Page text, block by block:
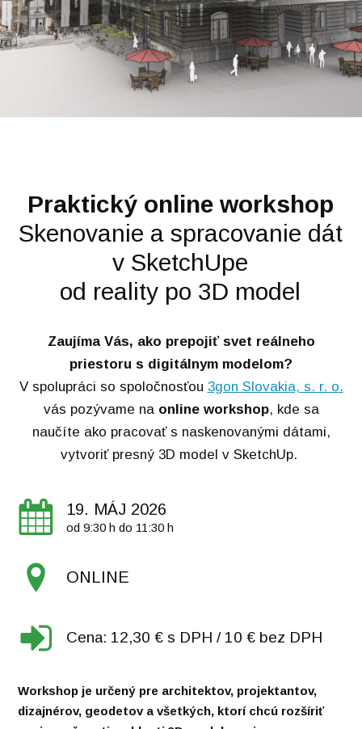
Praktický online workshop
Skenovanie a spracovanie dát
v SketchUpe
od reality po 3D model
Zaujíma Vás, ako prepojiť svet reálneho
priestoru s digitálnym modelom?
V spolupráci so spoločnosťou 3gon Slovakia, s. r. o.
vás pozývame na online workshop, kde sa
naučíte ako pracovať s naskenovanými dátami,
vytvoriť presný 3D model v SketchUp.
19. MÁJ 2026
od 9:30 h do 11:30 h
ONLINE
Cena: 12,30 € s DPH / 10 € bez DPH
Workshop je určený pre architektov, projektantov,
dizajnérov, geodetov a všetkých, ktorí chcú rozšíriť